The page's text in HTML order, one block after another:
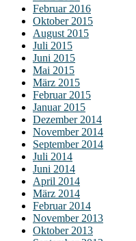
Februar 2016
Oktober 2015
August 2015
Juli 2015
Juni 2015
Mai 2015
März 2015
Februar 2015
Januar 2015
Dezember 2014
November 2014
September 2014
Juli 2014
Juni 2014
April 2014
März 2014
Februar 2014
November 2013
Oktober 2013